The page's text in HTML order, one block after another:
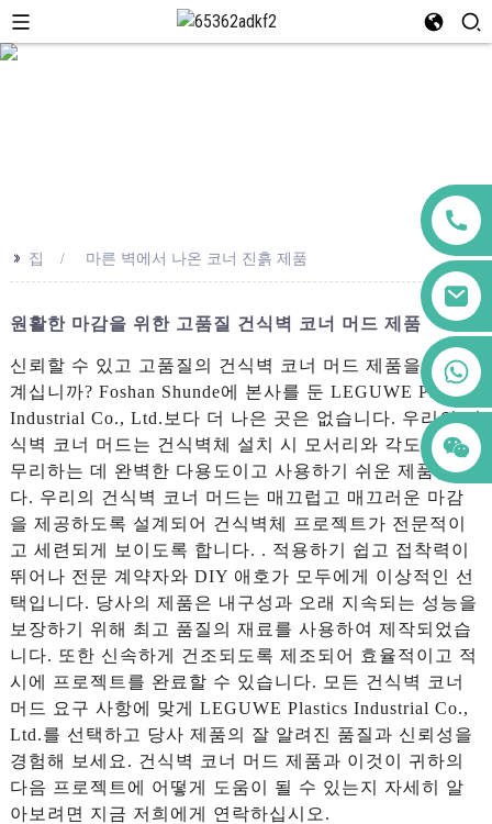
+86 123456789122
>> 집 마른 벽에서 나온 코너 진흙 제품
원활한 마감을 위한 고품질 건식벽 코너 머드 제품
신뢰할 수 있고 고품질의 건식벽 코너 머드 제품을 찾고
계십니까? Foshan Shunde에 본사를 둔 LEGUWE Plastics
Industrial Co., Ltd.보다 더 나은 곳은 없습니다. 우리의 건
식벽 코너 머드는 건식벽체 설치 시 모서리와 각도를 마
무리하는 데 완벽한 다용도이고 사용하기 쉬운 제품입니
다. 우리의 건식벽 코너 머드는 매끄럽고 매끄러운 마감
을 제공하도록 설계되어 건식벽체 프로젝트가 전문적이
고 세련되게 보이도록 합니다. . 적용하기 쉽고 접착력이
뛰어나 전문 계약자와 DIY 애호가 모두에게 이상적인 선
택입니다. 당사의 제품은 내구성과 오래 지속되는 성능을
보장하기 위해 최고 품질의 재료를 사용하여 제작되었습
니다. 또한 신속하게 건조되도록 제조되어 효율적이고 적
시에 프로젝트를 완료할 수 있습니다. 모든 건식벽 코너
머드 요구 사항에 맞게 LEGUWE Plastics Industrial Co.,
Ltd.를 선택하고 당사 제품의 잘 알려진 품질과 신뢰성을
경험해 보세요. 건식벽 코너 머드 제품과 이것이 귀하의
다음 프로젝트에 어떻게 도움이 될 수 있는지 자세히 알
아보려면 지금 저희에게 연락하십시오.